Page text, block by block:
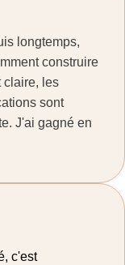
longtemps,
construire
claire, les
sont
J'ai gagné en
c'est